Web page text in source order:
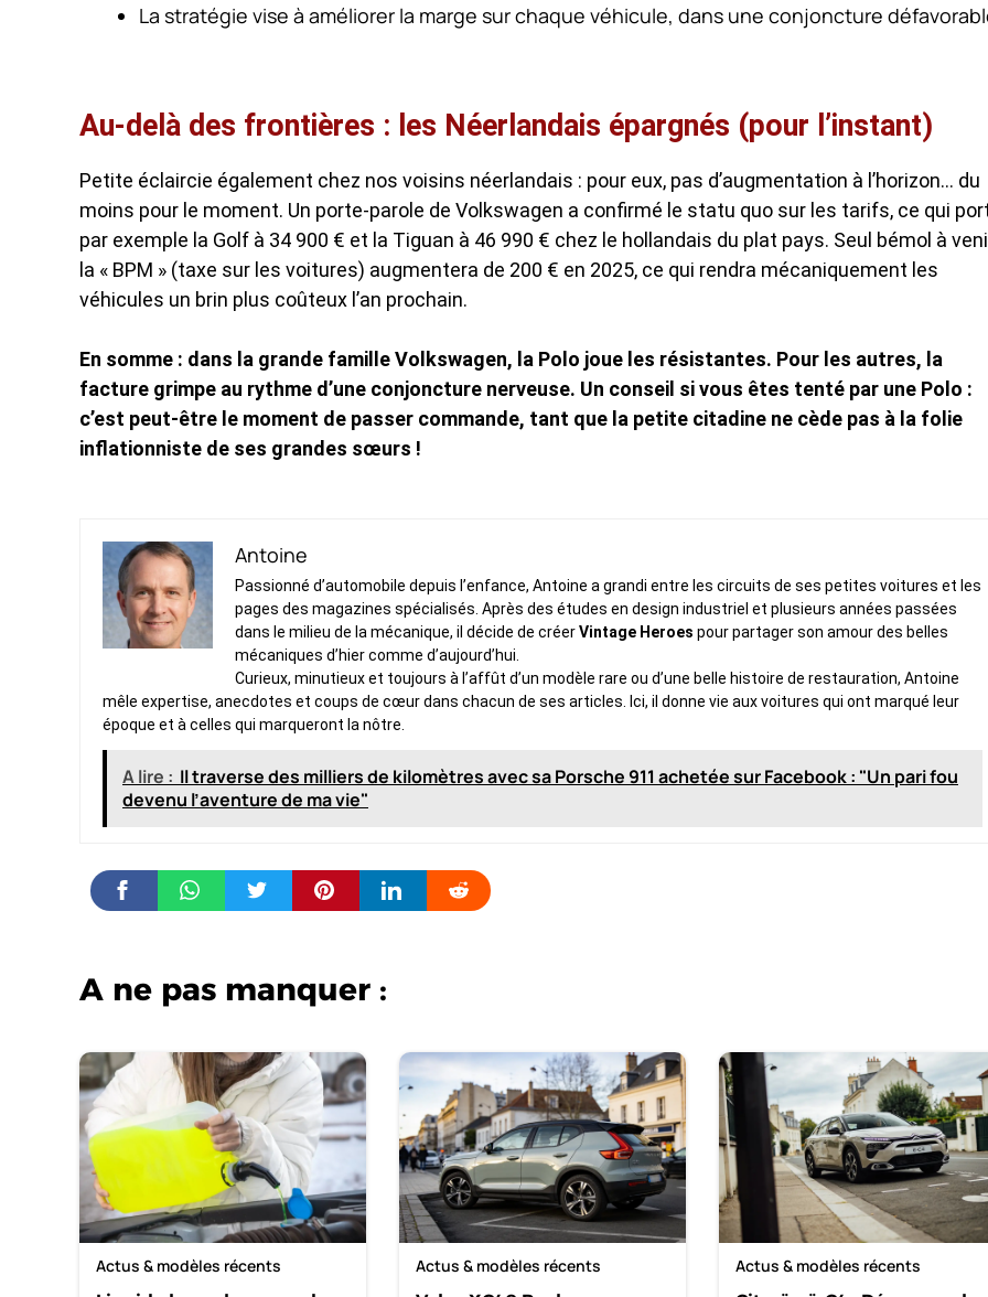
La stratégie vise à améliorer la marge sur chaque véhicule, dans une conjoncture
Au-delà des frontières : les Néerlandais épargnés (pour l’instant)
Petite éclaircie également chez nos voisins néerlandais : pour eux, pas d’augmentation à l’horizon… du
moins pour le moment. Un porte-parole de Volkswagen a confirmé le statu quo sur les tarifs, ce qui
par exemple la Golf à 34 900 € et la Tiguan à 46 990 € chez le hollandais du plat pays. Seul bémol à
la « BPM » (taxe sur les voitures) augmentera de 200 € en 2025, ce qui rendra mécaniquement les
véhicules un brin plus coûteux l’an prochain.
En somme : dans la grande famille Volkswagen, la Polo joue les résistantes. Pour les autres, la
facture grimpe au rythme d’une conjoncture nerveuse. Un conseil si vous êtes tenté par une Polo :
c’est peut-être le moment de passer commande, tant que la petite citadine ne cède pas à la folie
inflationniste de ses grandes sœurs !
Antoine
Passionné d’automobile depuis l’enfance, Antoine a grandi entre les circuits de ses petites voitures et les
pages des magazines spécialisés. Après des études en design industriel et plusieurs années passées
dans le milieu de la mécanique, il décide de créerVintage Heroes pour partager son amour des belles
mécaniques d’hier comme d’aujourd’hui.
Curieux, minutieux et toujours à l’affût d’un modèle rare ou d’une belle histoire de restauration, Antoine
mêle expertise, anecdotes et coups de cœur dans chacun de ses articles. Ici, il donne vie aux voitures qui ont marqué leur
époque et à celles qui marqueront la nôtre.
A lire : Il traverse des milliers de kilomètres avec sa Porsche 911 achetée sur Facebook : "Un pari fou
devenu l’aventure de ma vie"
A ne pas manquer :
Actus & modèles récents
Actus & modèles récents
Actus & modèles récents